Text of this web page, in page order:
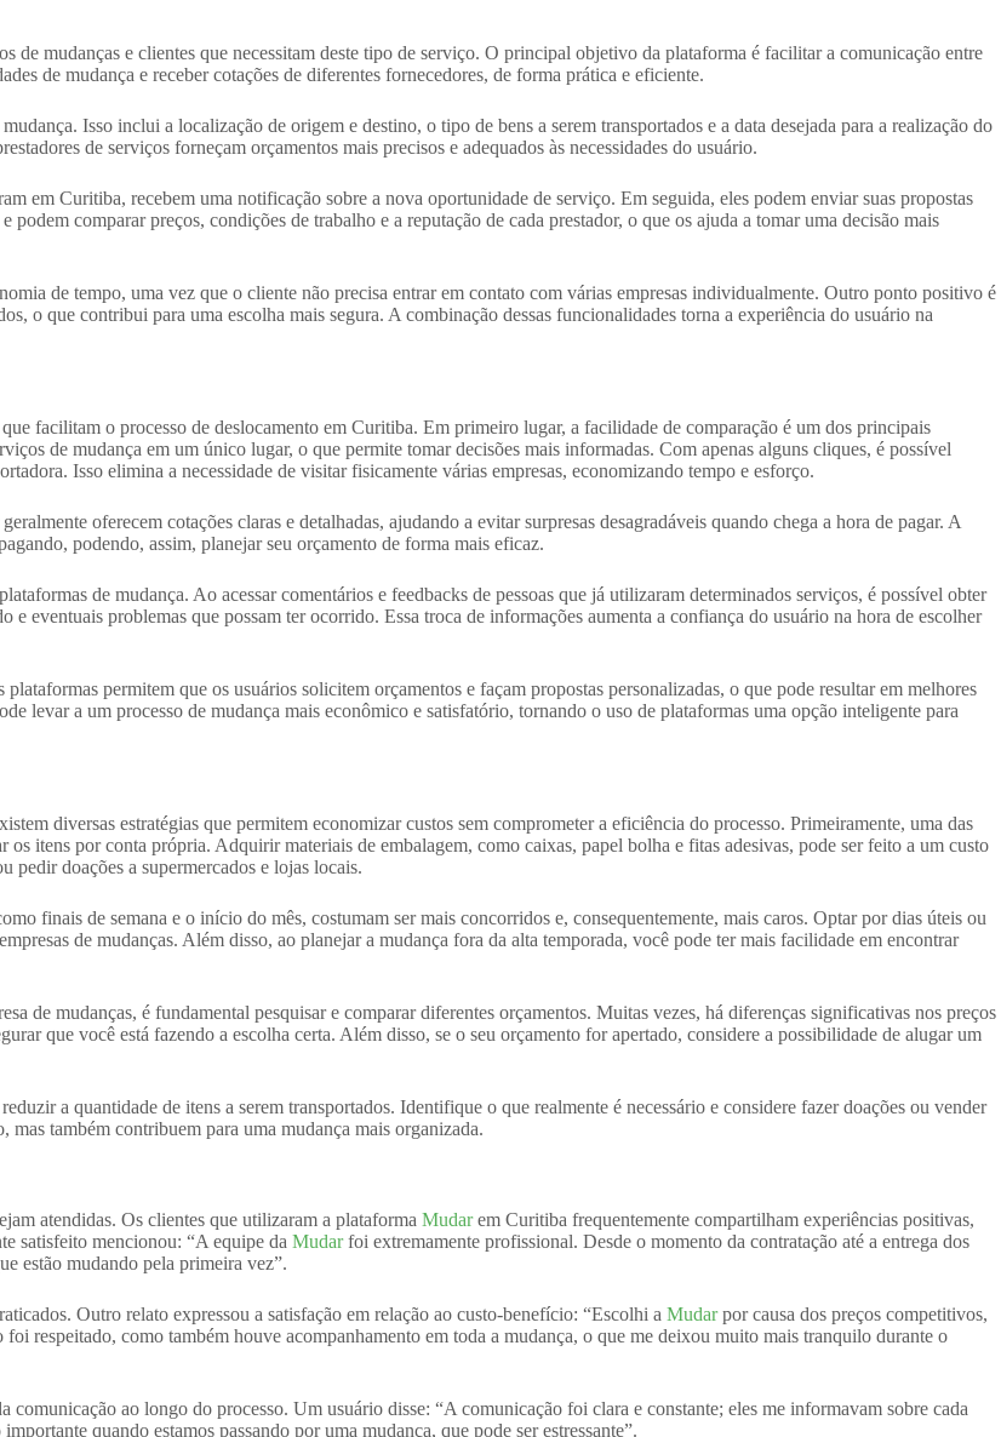
de mudanças e clientes que necessitam deste tipo de serviço. O principal objetivo da plataforma é facilitar a comunicação entre
de mudança e receber cotações de diferentes fornecedores, de forma prática e eficiente.
Isso inclui a localização de origem e destino, o tipo de bens a serem transportados e a data desejada para a realização do
de serviços forneçam orçamentos mais precisos e adequados às necessidades do usuário.
em Curitiba, recebem uma notificação sobre a nova oportunidade de serviço. Em seguida, eles podem enviar suas propostas
podem comparar preços, condições de trabalho e a reputação de cada prestador, o que os ajuda a tomar uma decisão mais
de tempo, uma vez que o cliente não precisa entrar em contato com várias empresas individualmente. Outro ponto positivo é
o que contribui para uma escolha mais segura. A combinação dessas funcionalidades torna a experiência do usuário na
que facilitam o processo de deslocamento em Curitiba. Em primeiro lugar, a facilidade de comparação é um dos principais
de mudança em um único lugar, o que permite tomar decisões mais informadas. Com apenas alguns cliques, é possível
Isso elimina a necessidade de visitar fisicamente várias empresas, economizando tempo e esforço.
geralmente oferecem cotações claras e detalhadas, ajudando a evitar surpresas desagradáveis quando chega a hora de pagar. A
podendo, assim, planejar seu orçamento de forma mais eficaz.
de mudança. Ao acessar comentários e feedbacks de pessoas que já utilizaram determinados serviços, é possível obter
eventuais problemas que possam ter ocorrido. Essa troca de informações aumenta a confiança do usuário na hora de escolher
permitem que os usuários solicitem orçamentos e façam propostas personalizadas, o que pode resultar em melhores
levar a um processo de mudança mais econômico e satisfatório, tornando o uso de plataformas uma opção inteligente para
diversas estratégias que permitem economizar custos sem comprometer a eficiência do processo. Primeiramente, uma das
itens por conta própria. Adquirir materiais de embalagem, como caixas, papel bolha e fitas adesivas, pode ser feito a um custo
pedir doações a supermercados e lojas locais.
finais de semana e o início do mês, costumam ser mais concorridos e, consequentemente, mais caros. Optar por dias úteis ou
de mudanças. Além disso, ao planejar a mudança fora da alta temporada, você pode ter mais facilidade em encontrar
de mudanças, é fundamental pesquisar e comparar diferentes orçamentos. Muitas vezes, há diferenças significativas nos preços
que você está fazendo a escolha certa. Além disso, se o seu orçamento for apertado, considere a possibilidade de alugar um
a quantidade de itens a serem transportados. Identifique o que realmente é necessário e considere fazer doações ou vender
mas também contribuem para uma mudança mais organizada.
atendidas. Os clientes que utilizaram a plataforma Mudarem Curitiba frequentemente compartilham experiências positivas,
satisfeito mencionou: “A equipe da Mudarfoi extremamente profissional. Desde o momento da contratação até a entrega dos
estão mudando pela primeira vez”.
Outro relato expressou a satisfação em relação ao custo-benefício: “Escolhi a Mudarpor causa dos preços competitivos,
respeitado, como também houve acompanhamento em toda a mudança, o que me deixou muito mais tranquilo durante o
comunicação ao longo do processo. Um usuário disse: “A comunicação foi clara e constante; eles me informavam sobre cada
quando estamos passando por uma mudança, que pode ser estressante”.